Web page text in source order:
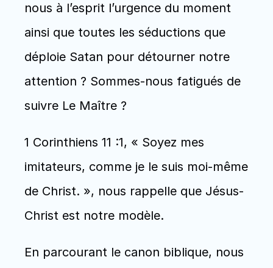
nous à l’esprit l’urgence du moment
ainsi que toutes les séductions que
déploie Satan pour détourner notre
attention ? Sommes-nous fatigués de
suivre Le Maître ?
1 Corinthiens 11 :1, « Soyez mes
imitateurs, comme je le suis moi-même
de Christ. », nous rappelle que Jésus-
Christ est notre modèle.
En parcourant le canon biblique, nous